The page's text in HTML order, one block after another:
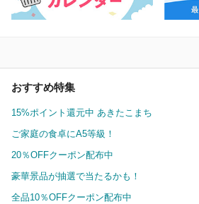
おすすめ特集
15%ポイント還元中 あきたこまち
ご家庭の食卓にA5等級！
20％OFFクーポン配布中
豪華景品が抽選で当たるかも！
全品10％OFFクーポン配布中